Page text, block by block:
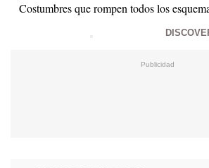
Costumbres que rompen todos los